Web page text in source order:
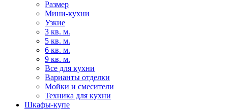
Размер
Мини-кухни
Узкие
3 кв. м.
5 кв. м.
6 кв. м.
9 кв. м.
Все для кухни
Варианты отделки
Мойки и смесители
Техника для кухни
Шкафы-купе